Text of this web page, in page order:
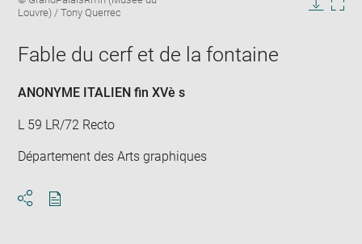
window
caption:
Louvre) / Tony Querrec
Fable du cerf et de la fontaine
ANONYME ITALIEN fin XVè s
L 59 LR/72 Recto
Département des Arts graphiques